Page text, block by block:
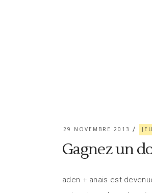
29 NOVEMBRE 2013
Gagnez un
aden + anais est